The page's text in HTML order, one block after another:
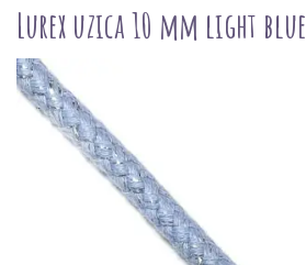
Lurex uzica 10 mm light blue